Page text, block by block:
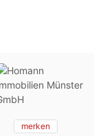
merken